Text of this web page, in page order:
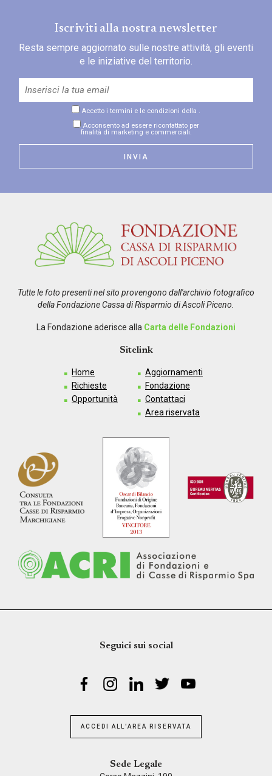
Iscriviti alla nostra newsletter
Resta sempre aggiornato sulle nostre attività, gli eventi
e le iniziative del territorio.
Accetto i termini e le condizioni della .
Acconsento ad essere ricontattato per
finalità di marketing e commerciali.
Tutte le foto presenti nel sito provengono dall'archivio fotografico
della Fondazione Cassa di Risparmio di Ascoli Piceno.
La Fondazione aderisce alla Carta delle Fondazioni
Sitelink
Home
Richieste
Opportunità
Aggiornamenti
Fondazione
Contattaci
Area riservata
Seguici sui social
ACCEDI ALL'AREA RISERVATA
Sede Legale